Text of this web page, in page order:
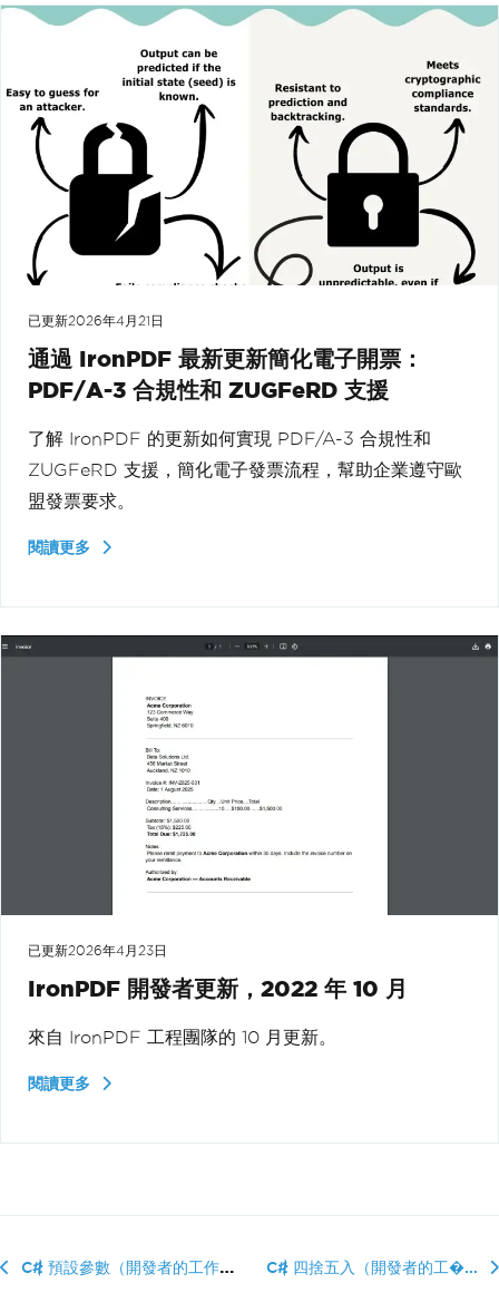
已更新2026年4月21日
通過 IronPDF 最新更新簡化電子開票：
PDF/A-3 合規性和 ZUGFeRD 支援
了解 IronPDF 的更新如何實現 PDF/A-3 合規性和
ZUGFeRD 支援，簡化電子發票流程，幫助企業遵守歐
盟發票要求。
閱讀更多
已更新2026年4月23日
IronPDF 開發者更新，2022 年 10 月
來自 IronPDF 工程團隊的 10 月更新。
閱讀更多
C# 預設參數（開發者的工作原理） C# 四捨五入（開發者的工�...